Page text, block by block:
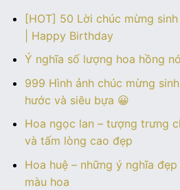
[HOT] 50 Lời chúc mừng
| Happy Birthday
Ý nghĩa số lượng hoa hồng
999 Hình ảnh chúc mừng
hước và siêu bựa 😀
Hoa ngọc lan – tượng trưng
và tấm lòng cao đẹp
Hoa huệ – những ý nghĩa
màu hoa